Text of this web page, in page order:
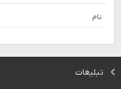
نام
تبلیغات